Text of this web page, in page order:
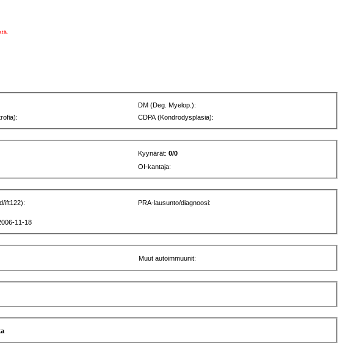
DM (Deg. Myelop.):
CDPA (Kondrodysplasia):
Kyynärät:0/0
OI-kantaja:
ift122): PRA-lausunto/diagnoosi:
11-18
Muut autoimmuunit: